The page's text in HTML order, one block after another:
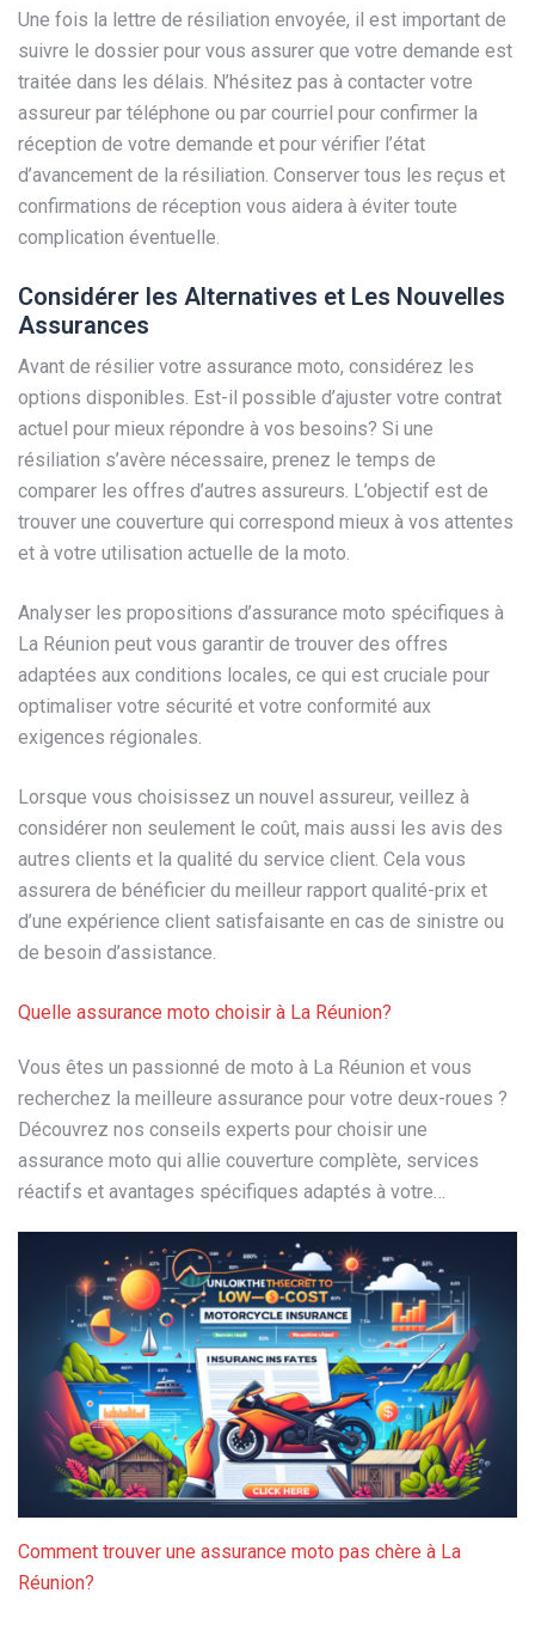
Une fois la lettre de résiliation envoyée, il est important de
suivre le dossier pour vous assurer que votre demande est
traitée dans les délais. N’hésitez pas à contacter votre
assureur par téléphone ou par courriel pour confirmer la
réception de votre demande et pour vérifier l’état
d’avancement de la résiliation. Conserver tous les reçus et
confirmations de réception vous aidera à éviter toute
complication éventuelle.
Considérer les Alternatives et Les Nouvelles
Assurances
Avant de résilier votre assurance moto, considérez les
options disponibles. Est-il possible d’ajuster votre contrat
actuel pour mieux répondre à vos besoins? Si une
résiliation s’avère nécessaire, prenez le temps de
comparer les offres d’autres assureurs. L’objectif est de
trouver une couverture qui correspond mieux à vos attentes
et à votre utilisation actuelle de la moto.
Analyser les propositions d’assurance moto spécifiques à
La Réunion peut vous garantir de trouver des offres
adaptées aux conditions locales, ce qui est cruciale pour
optimaliser votre sécurité et votre conformité aux
exigences régionales.
Lorsque vous choisissez un nouvel assureur, veillez à
considérer non seulement le coût, mais aussi les avis des
autres clients et la qualité du service client. Cela vous
assurera de bénéficier du meilleur rapport qualité-prix et
d’une expérience client satisfaisante en cas de sinistre ou
de besoin d’assistance.
Quelle assurance moto choisir à La Réunion?
Vous êtes un passionné de moto à La Réunion et vous
recherchez la meilleure assurance pour votre deux-roues ?
Découvrez nos conseils experts pour choisir une
assurance moto qui allie couverture complète, services
réactifs et avantages spécifiques adaptés à votre…
Comment trouver une assurance moto pas chère à La
Réunion?